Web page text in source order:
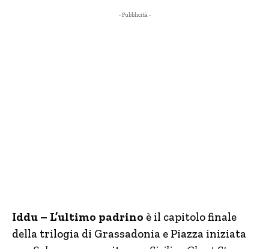
- Pubblicità -
Iddu – L’ultimo padrino è il capitolo finale
della trilogia di Grassadonia e Piazza iniziata